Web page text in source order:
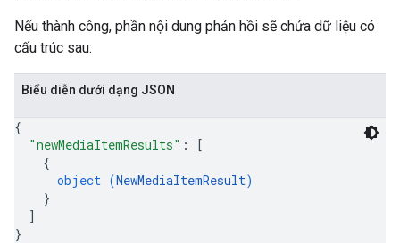
Nếu thành công, phần nội dung phản hồi sẽ chứa dữ liệu có
cấu trúc sau:
Biểu diễn dưới dạng JSON
{
"newMediaItemResults" :
[
{
object (NewMediaItemResult)
}
]
}